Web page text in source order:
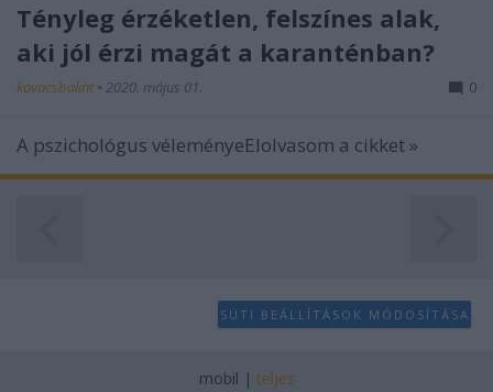
Tényleg érzéketlen, felszínes alak,
aki jól érzi magát a karanténban?
kovacsbalint • 2020. május 01. 0
A pszichológus véleményeElolvasom a cikket »
SÜTI BEÁLLÍTÁSOK MÓDOSÍTÁSA
mobil | teljes